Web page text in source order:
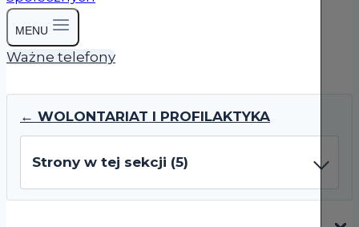
MENU
Ważne telefony
← WOLONTARIAT I PROFILAKTYKA
Strony w tej sekcji (5)